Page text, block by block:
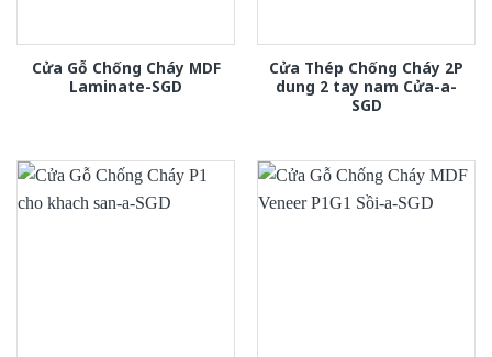
Cửa Gỗ Chống Cháy MDF
Laminate-SGD
Cửa Thép Chống Cháy 2P
dung 2 tay nam Cửa-a-
SGD